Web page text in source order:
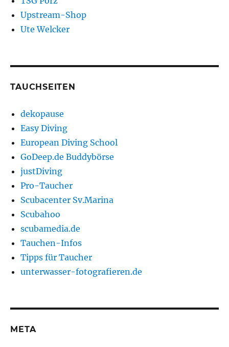
Upstream-Shop
Ute Welcker
TAUCHSEITEN
dekopause
Easy Diving
European Diving School
GoDeep.de Buddybörse
justDiving
Pro-Taucher
Scubacenter Sv.Marina
Scubahoo
scubamedia.de
Tauchen-Infos
Tipps für Taucher
unterwasser-fotografieren.de
META